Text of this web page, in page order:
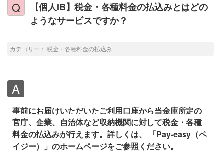
【個人IB】税金・各種料金の払込みとはどの
ようなサービスですか？
カテゴリー： 税金・各種料金の払込み
事前にお届けいただいたご利用口座から当金庫所定の
官庁、企業、自治体など収納機関に対して税金・各種
料金の払込みが行えます。詳しくは、
「Pay-easy（ペ
イジー）」のホームページをご参照ください。